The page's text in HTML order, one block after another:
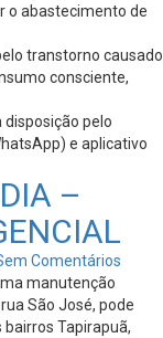
o abastecimento de
transtorno causado
consciente,
pelo
e aplicativo
–
Comentários
manutenção
São José, pode
bairros Tapirapuã,